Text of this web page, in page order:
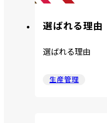
選ばれる理由
選ばれる理由
生産管理